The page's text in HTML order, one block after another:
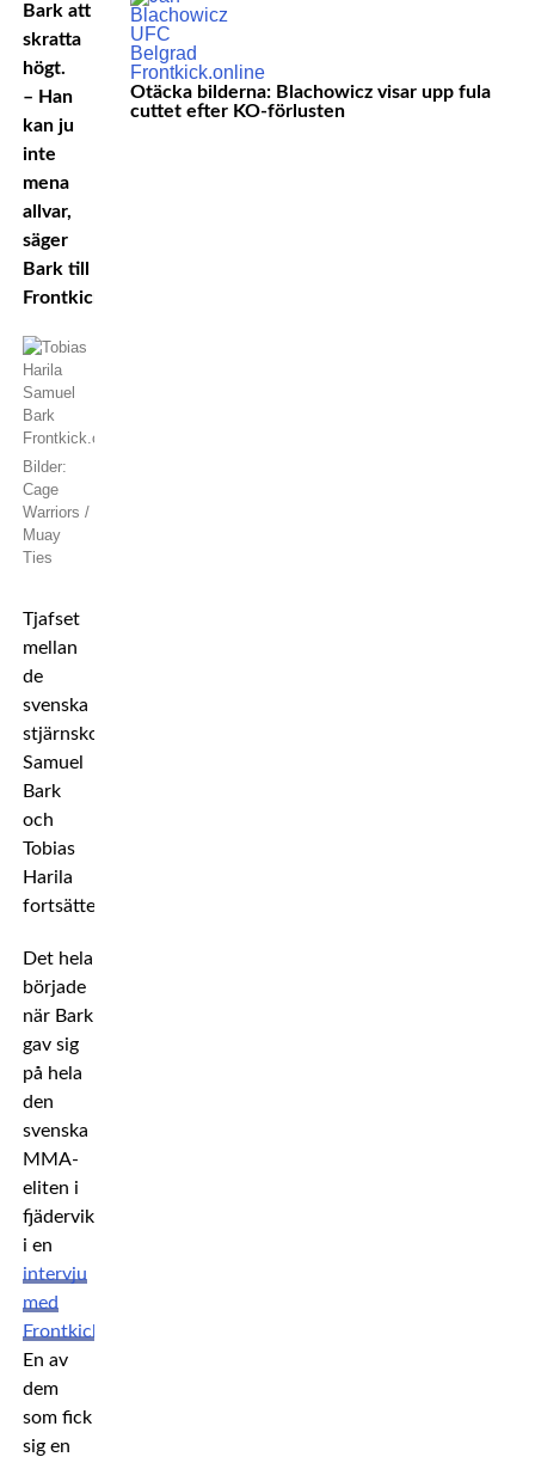
Bark att
skratta
högt.
– Han
kan ju
inte
mena
allvar,
säger
Bark till
Frontkick.
Bilder:
Cage
Warriors /
Muay
Ties
Tjafset
mellan
de
svenska
stjärnskotten
Samuel
Bark
och
Tobias
Harila
fortsätter.
Det hela
började
när Bark
gav sig
på hela
den
svenska
MMA-
eliten i
fjädervikt
i en
intervju
med
Frontkick
En av
dem
som fick
sig en
Otäcka bilderna: Blachowicz visar upp fula
cuttet efter KO-förlusten